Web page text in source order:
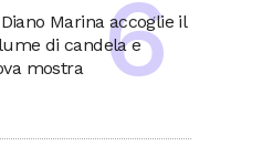
Marina accoglie il
di candela e
mostra